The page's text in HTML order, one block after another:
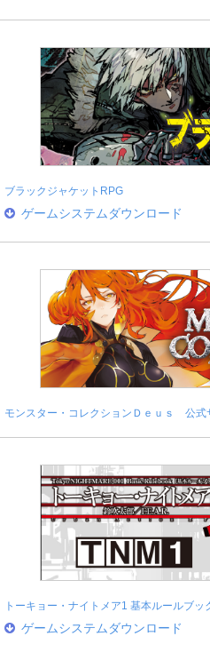
ブラックジャケットRPG
ゲームシステムダウンロード
モンスター・コレクションＤｅｕｓ 公式
トーキョー・ナイトメア1 基本ルールブッ
ゲームシステムダウンロード